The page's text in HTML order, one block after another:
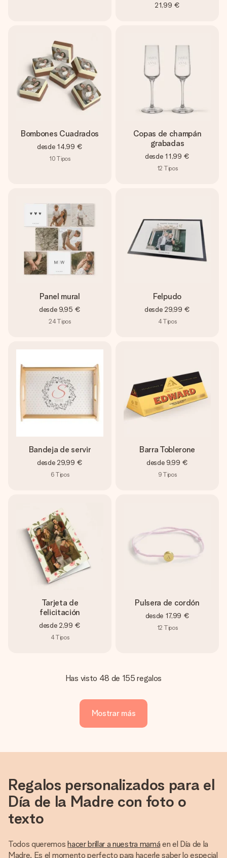
21,99 €
Bombones Cuadrados
desde 14,99 €
10 Tipos
Copas de champán
grabadas
desde 11,99 €
12 Tipos
Panel mural
desde 9,95 €
24Tipos
Felpudo
desde 29,99 €
4Tipos
Bandeja de servir
desde 29,99 €
6 Tipos
Barra Toblerone
desde 9,99 €
9 Tipos
Tarjeta de
felicitación
desde 2,99 €
4Tipos
Pulsera de cordón
desde 17,99 €
12 Tipos
Has visto 48 de 155 regalos
Mostrar más
Regalos personalizados para el
Día de la Madre con foto o
texto
Todos queremoshacer brillar a nuestra mamá en el Día de la
Madre. Es el momento perfecto para hacerle saber lo especial